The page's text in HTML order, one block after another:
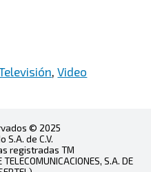
,Video
© 2025
S.A. de C.V.
registradas TM
S.A. DE